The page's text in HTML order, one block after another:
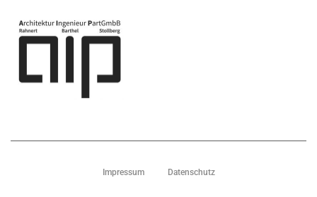
Impressum Datenschutz